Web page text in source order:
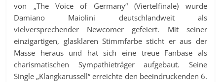
von „The Voice of Germany“ (Viertelfinale) wurde
Damiano Maiolini deutschlandweit als
vielversprechender Newcomer gefeiert. Mit seiner
einzigartigen, glasklaren Stimmfarbe sticht er aus der
Masse heraus und hat sich eine treue Fanbase als
charismatischen Sympathieträger aufgebaut. Seine
Single „Klangkarussell“ erreichte den beeindruckenden 6.